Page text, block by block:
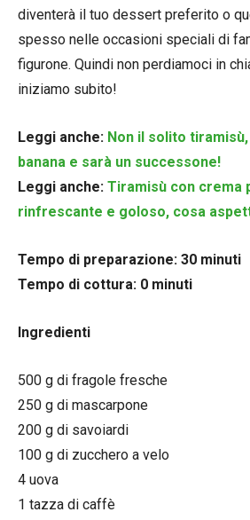
diventerà il tuo dessert preferito o
spesso nelle occasioni speciali di
figurone. Quindi non perdiamoci in
iniziamo subito!
Leggi anche: Non il solito
banana e sarà un successone!
Leggi anche: Tiramisù con crema
rinfrescante e goloso, cosa
Tempo di preparazione: 30 minuti
Tempo di cottura: 0 minuti
Ingredienti
500 g di fragole fresche
250 g di mascarpone
200 g di savoiardi
100 g di zucchero a velo
4 uova
1 tazza di caffè